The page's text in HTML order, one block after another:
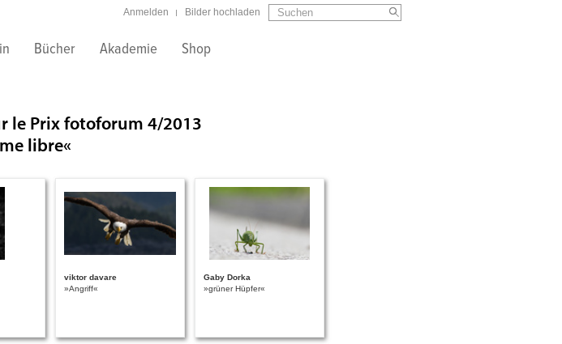
Suchformular
Suchen
Bilder hochladen
Anmelden
Bücher Akademie Shop
le Prix fotoforum 4/2013
libre«
viktor davare
»Angriff«
Gaby Dorka
»grüner Hüpfer«